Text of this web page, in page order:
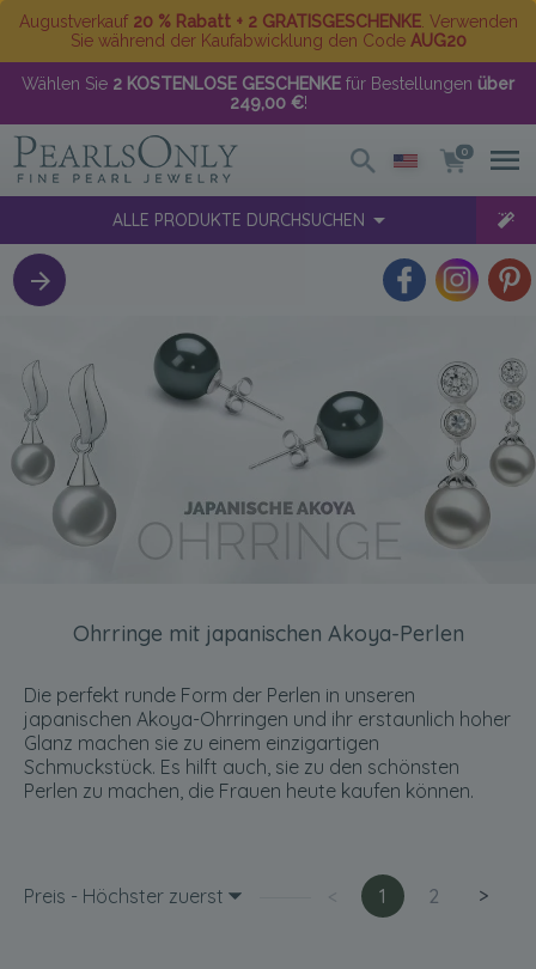
Augustverkauf 20 % Rabatt + 2 GRATISGESCHENKE. Verwenden
Sie während der Kaufabwicklung den Code AUG20
Wählen Sie 2 KOSTENLOSE GESCHENKE für Bestellungen über
249,00 €!
0
ALLE PRODUKTE DURCHSUCHEN
Ohrringe mit japanischen Akoya-Perlen
Die perfekt runde Form der Perlen in unseren
japanischen Akoya-Ohrringen und ihr erstaunlich hoher
Glanz machen sie zu einem einzigartigen
Schmuckstück. Es hilft auch, sie zu den schönsten
Perlen zu machen, die Frauen heute kaufen können.
Preis - Höchster zuerst 1 2 >